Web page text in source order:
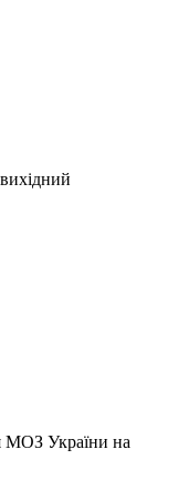
МОЗ України на